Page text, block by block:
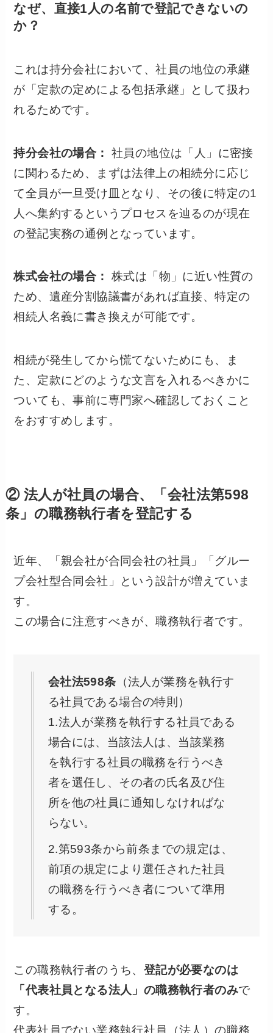
なぜ、直接1人の名前で登記できないの
か？
これは持分会社において、社員の地位の承継
が「定款の定めによる包括承継」として扱わ
れるためです。
持分会社の場合：
社員の地位は「人」に密接
に関わるため、まずは法律上の相続分に応じ
て全員が一旦受け皿となり、その後に特定の1
人へ集約するというプロセスを辿るのが現在
の登記実務の通例となっています。
株式会社の場合：
株式は「物」に近い性質の
ため、遺産分割協議書があれば直接、特定の
相続人名義に書き換えが可能です。
相続が発生してから慌てないためにも、ま
た、定款にどのような文言を入れるべきかに
ついても、事前に専門家へ確認しておくこと
をおすすめします。
② 法人が社員の場合、「会社法第598
条」の職務執行者を登記する
近年、「親会社が合同会社の社員」「グルー
プ会社型合同会社」という設計が増えていま
す。
この場合に注意すべきが、職務執行者です。
会社法598条 （法人が業務を執行す
る社員である場合の特則）
1.法人が業務を執行する社員である
場合には、当該法人は、当該業務
を執行する社員の職務を行うべき
者を選任し、その者の氏名及び住
所を他の社員に通知しなければな
らない。
2.第593条から前条までの規定は、
前項の規定により選任された社員
の職務を行うべき者について準用
する。
この職務執行者のうち、 登記が必要なのは
「代表社員となる法人」の職務執行者のみで
す。
代表社員でない業務執行社員（法人）の職務